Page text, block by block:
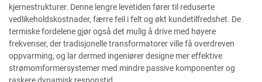
kjernestrukturer. Denne lengre levetiden fører til reduserte
vedlikeholdskostnader, færre feil i felt og økt kundetilfredshet. De
termiske fordelene gjør også det mulig å drive med høyere
frekvenser, der tradisjonelle transformatorer ville få overdreven
oppvarming, og lar dermed ingeniører designe mer effektive
strømomformersystemer med mindre passive komponenter og